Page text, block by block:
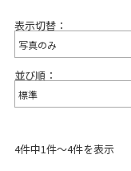
表示切替：
並び順：
4件中1件～4件を表示